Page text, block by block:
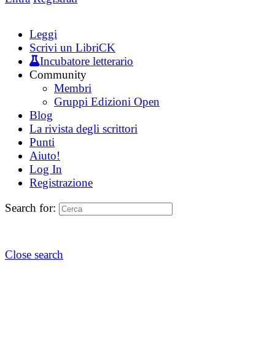
Leggi
Scrivi un LibriCK
Incubatore letterario
Community
Membri
Gruppi Edizioni Open
Blog
La rivista degli scrittori
Punti
Aiuto!
Log In
Registrazione
Search for:
Close search